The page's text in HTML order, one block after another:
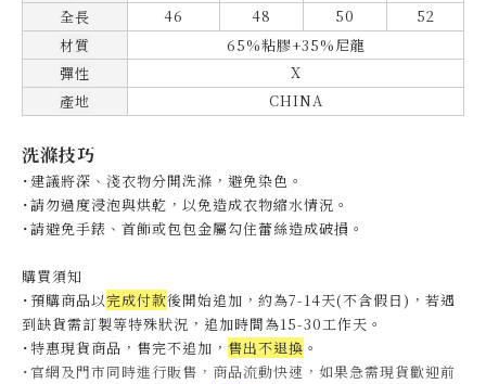
全長
46 48 50
52
材質
65%粘膠+35%尼龍
彈性
X
產地
CHINA
洗滌技巧
˙建議將深、淺衣物分開洗滌，避免染色。
˙請勿過度浸泡與烘乾，以免造成衣物縮水情況。
˙請避免手錶、首飾或包包金屬勾住蕾絲造成破損。
購買須知
˙預購商品以完成付款後開始追加，約為7-14天(不含假日)， 若遇
到缺貨需訂製等特殊狀況，追加時間為15-30工作天 。
˙特惠現貨商品，售完不追加， 售出不退換 。
˙官網及門市同時進行販售，商品流動快速，如果急需現貨歡迎前